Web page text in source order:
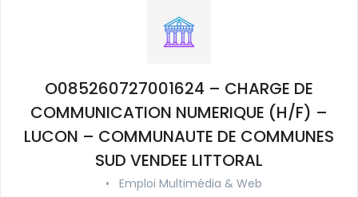
O085260727001624 – CHARGE DE
COMMUNICATION NUMERIQUE (H/F) –
LUCON – COMMUNAUTE DE COMMUNES
SUD VENDEE LITTORAL
• Emploi Multimédia & Web